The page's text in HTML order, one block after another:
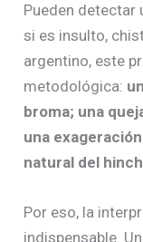
Pueden detectar
si es insulto,
argentino, este
metodológica:
broma; una
una
natural del
Por eso, la
indispensable.